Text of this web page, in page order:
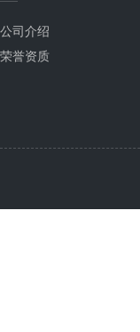
公司介绍
荣誉资质